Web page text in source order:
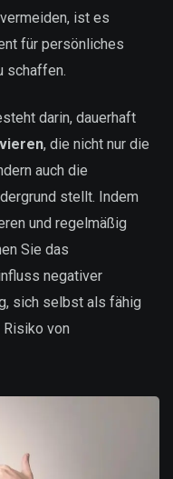
ist es
für persönliches
schaffen.
darin, dauerhaft
, die nicht nur die
auch die
stellt. Indem
und regelmäßig
Sie das
negativer
sich selbst als fähig
von